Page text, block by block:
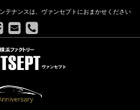
テナンスは、ヴァンセプトにおまかせください